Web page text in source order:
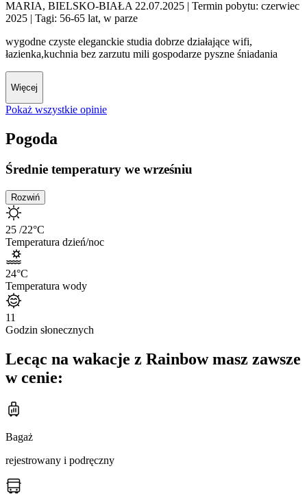
MARIA, BIELSKO-BIAŁA 22.07.2025 | Termin pobytu: czerwiec
2025 | Tagi: 56-65 lat, w parze
wygodne czyste eleganckie studia dobrze działające wifi,
łazienka,kuchnia bez zarzutu mili gospodarze pyszne śniadania
Więcej
Pokaż wszystkie opinie
Pogoda
Średnie temperatury we wrześniu
Rozwiń
25 /22°C
Temperatura dzień/noc
24°C
Temperatura wody
11
Godzin słonecznych
Lecąc na wakacje z Rainbow masz zawsze
w cenie:
Bagaż
rejestrowany i podręczny